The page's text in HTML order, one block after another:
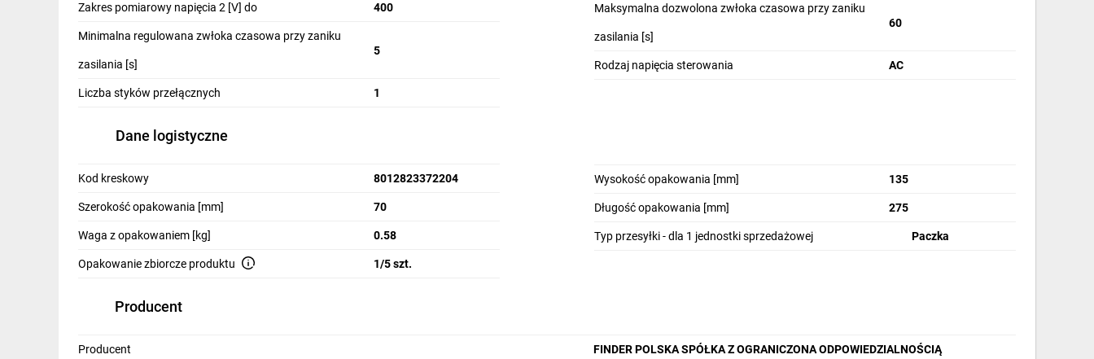
Zakres pomiarowy napięcia 2 [V] do 400
Minimalna regulowana zwłoka czasowa przy zaniku
zasilania [s]
5
Liczba styków przełącznych 1
Maksymalna dozwolona zwłoka czasowa przy zaniku
zasilania [s]
60
Rodzaj napięcia sterowania AC
Dane logistyczne
Kod kreskowy 8012823372204
Szerokość opakowania [mm] 70
Waga z opakowaniem [kg] 0.58
Opakowanie zbiorcze produktu 1/5 szt.
Wysokość opakowania [mm] 135
Długość opakowania [mm] 275
Typ przesyłki - dla 1 jednostki sprzedażowej Paczka
Producent
Producent FINDER POLSKA SPÓŁKA Z OGRANICZONA ODPOWIEDZIALNOŚCIĄ